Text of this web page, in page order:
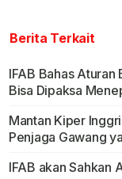
Berita Terkait
IFAB Bahas
Bisa Dipaksa
Mantan Kiper
Penjaga Gawang
IFAB akan Sahkan